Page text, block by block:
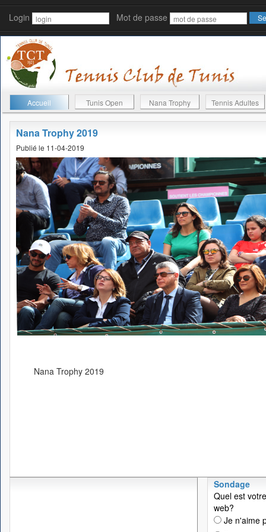
Login Mot de passe
Accueil Tunis Open Nana Trophy Tennis Adultes
Nana Trophy 2019
Publié le 11-04-2019
Nana Trophy 2019
Sondage
Quel est
web?
Je n'aime